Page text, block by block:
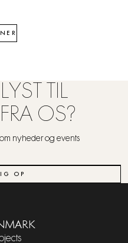
TIL
OS?
nyheder og events
OP